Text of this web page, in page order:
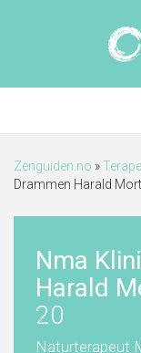
Zenguiden.no »
Drammen Harald
Nma
Harald
20
Naturterapeut